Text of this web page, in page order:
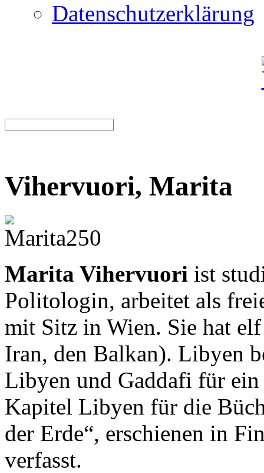
Datenschutzerklärung
Vihervuori, Marita
Marita Vihervuori ist
Politologin, arbeitet als
mit Sitz in Wien. Sie hat
Iran, den Balkan). Libyen
Libyen und Gaddafi für
Kapitel Libyen für die
der Erde“, erschienen in
verfasst.